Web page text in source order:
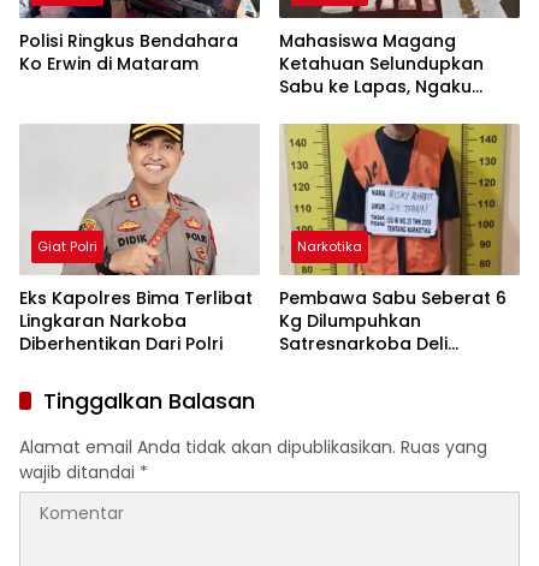
Polisi Ringkus Bendahara
Ko Erwin di Mataram
Mahasiswa Magang
Ketahuan Selundupkan
Sabu ke Lapas, Ngaku
Giat Polri
Eks Kapolres Bima Terlibat
Lingkaran Narkoba
Diberhentikan Dari Polri
Narkotika
Pembawa Sabu Seberat 6
Kg Dilumpuhkan
Satresnarkoba Deli
Tinggalkan Balasan
Alamat email Anda tidak akan dipublikasikan. Ruas yang
wajib ditandai *